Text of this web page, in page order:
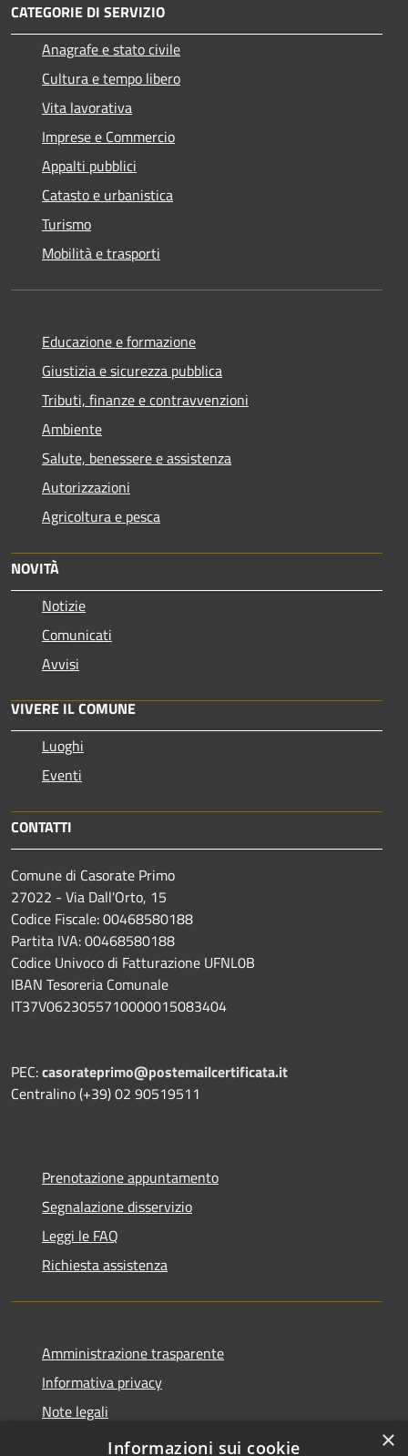
CATEGORIE DI SERVIZIO
Anagrafe e stato civile
Cultura e tempo libero
Vita lavorativa
Imprese e Commercio
Appalti pubblici
Catasto e urbanistica
Turismo
Mobilità e trasporti
Educazione e formazione
Giustizia e sicurezza pubblica
Tributi, finanze e contravvenzioni
Ambiente
Salute, benessere e assistenza
Autorizzazioni
Agricoltura e pesca
NOVITÀ
Notizie
Comunicati
Avvisi
VIVERE IL COMUNE
Luoghi
Eventi
CONTATTI
Comune di Casorate Primo
27022 - Via Dall'Orto, 15
Codice Fiscale: 00468580188
Partita IVA: 00468580188
Codice Univoco di Fatturazione UFNL0B
IBAN Tesoreria Comunale
IT37V0623055710000015083404
PEC:casorateprimo@postemailcertificata.it
Centralino (+39) 02 90519511
Prenotazione appuntamento
Segnalazione disservizio
Leggi le FAQ
Richiesta assistenza
Amministrazione trasparente
Informativa privacy
Note legali
Dichiarazione di accessibilità
×
Informazioni sui cookie